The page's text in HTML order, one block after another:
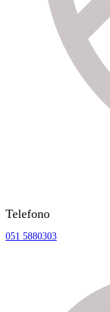
Telefono
051 5880303